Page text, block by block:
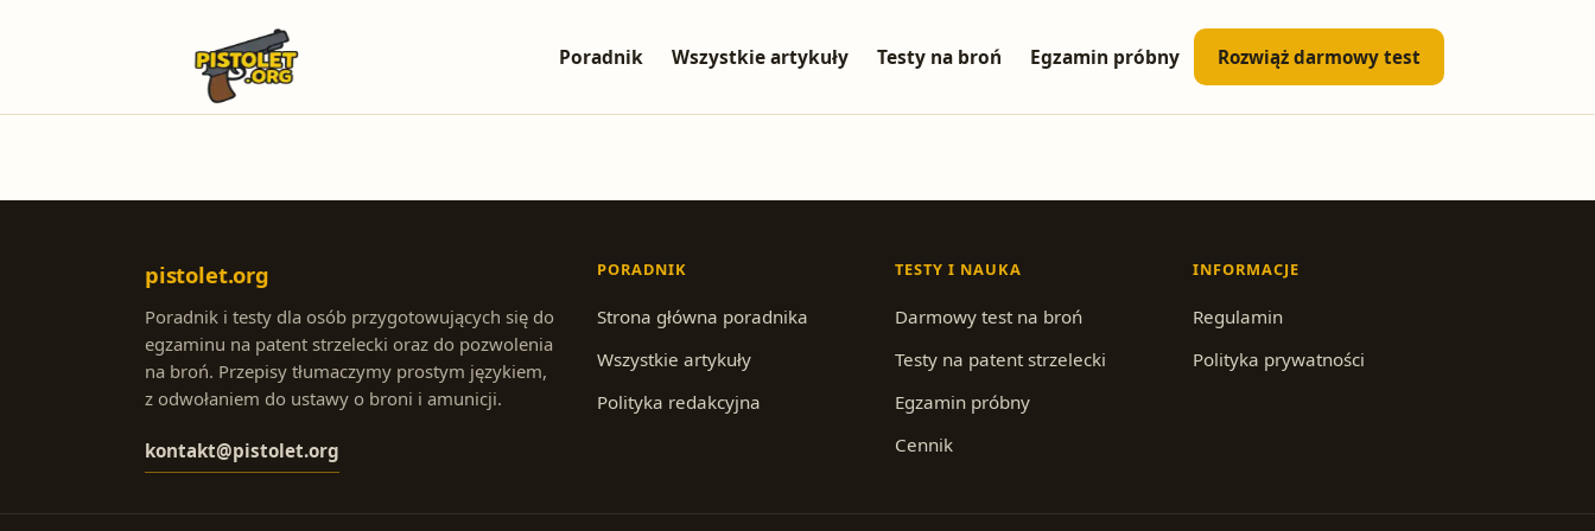
Poradnik Wszystkie artykuły Testy na broń Egzamin próbny Rozwiąż darmowy test
pistolet.org
Poradnik i testy dla osób przygotowujących się do
egzaminu na patent strzelecki oraz do pozwolenia
na broń. Przepisy tłumaczymy prostym językiem,
z odwołaniem do ustawy o broni i amunicji.
kontakt@pistolet.org
PORADNIK
Strona główna poradnika
Wszystkie artykuły
Polityka redakcyjna
TESTY I NAUKA
Darmowy test na broń
Testy na patent strzelecki
Egzamin próbny
Cennik
INFORMACJE
Regulamin
Polityka prywatności